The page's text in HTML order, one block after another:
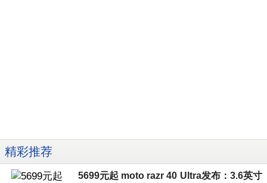
精彩推荐
5699元起 moto razr 40 Ultra发布：3.6英寸